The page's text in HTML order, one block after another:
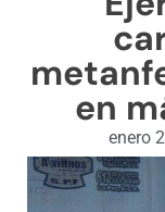
en
enero